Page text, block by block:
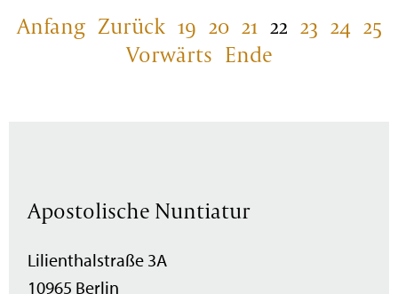
Anfang Zurück 19 20 21 22 23 24 25
Vorwärts Ende
Apostolische Nuntiatur
Lilienthalstraße 3A
10965 Berlin